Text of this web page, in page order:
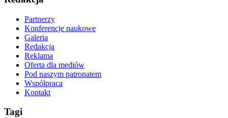
Partnerzy
Konferencje naukowe
Galeria
Redakcja
Reklama
Oferta dla mediów
Pod naszym patronatem
Współpraca
Kontakt
Tagi